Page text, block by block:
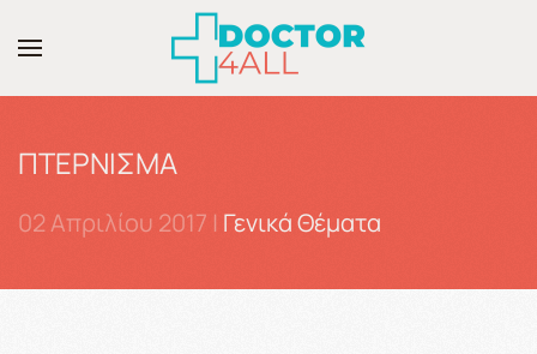
Skip to main content
ΠΤΕΡΝΙΣΜΑ
02 Απριλίου 2017 | Γενικά Θέματα